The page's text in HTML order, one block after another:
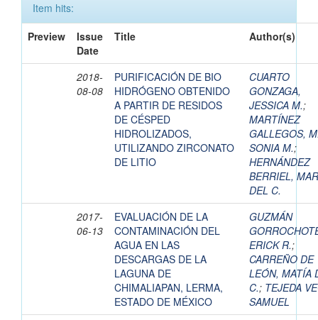
Item hits:
Preview
Issue
Date
Title Author(s)
2018-
08-08
PURIFICACIÓN DE BIO
HIDRÓGENO OBTENIDO
A PARTIR DE RESIDOS
DE CÉSPED
HIDROLIZADOS,
UTILIZANDO ZIRCONATO
DE LITIO
CUARTO
GONZAGA,
JESSICA M.;
MARTÍNEZ
GALLEGOS,
SONIA M.;
HERNÁNDEZ
BERRIEL,
DEL C.
2017-
06-13
EVALUACIÓN DE LA
CONTAMINACIÓN DEL
AGUA EN LAS
DESCARGAS DE LA
LAGUNA DE
CHIMALIAPAN, LERMA,
ESTADO DE MÉXICO
GUZMÁN
ERICK R.;
CARREÑO DE
LEÓN, MATÍA
C.; TEJEDA
SAMUEL